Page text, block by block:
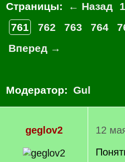
Страницы: ← Назад 1
761
762 763 764
Вперед →
Модератор: Gul
geglov2
12